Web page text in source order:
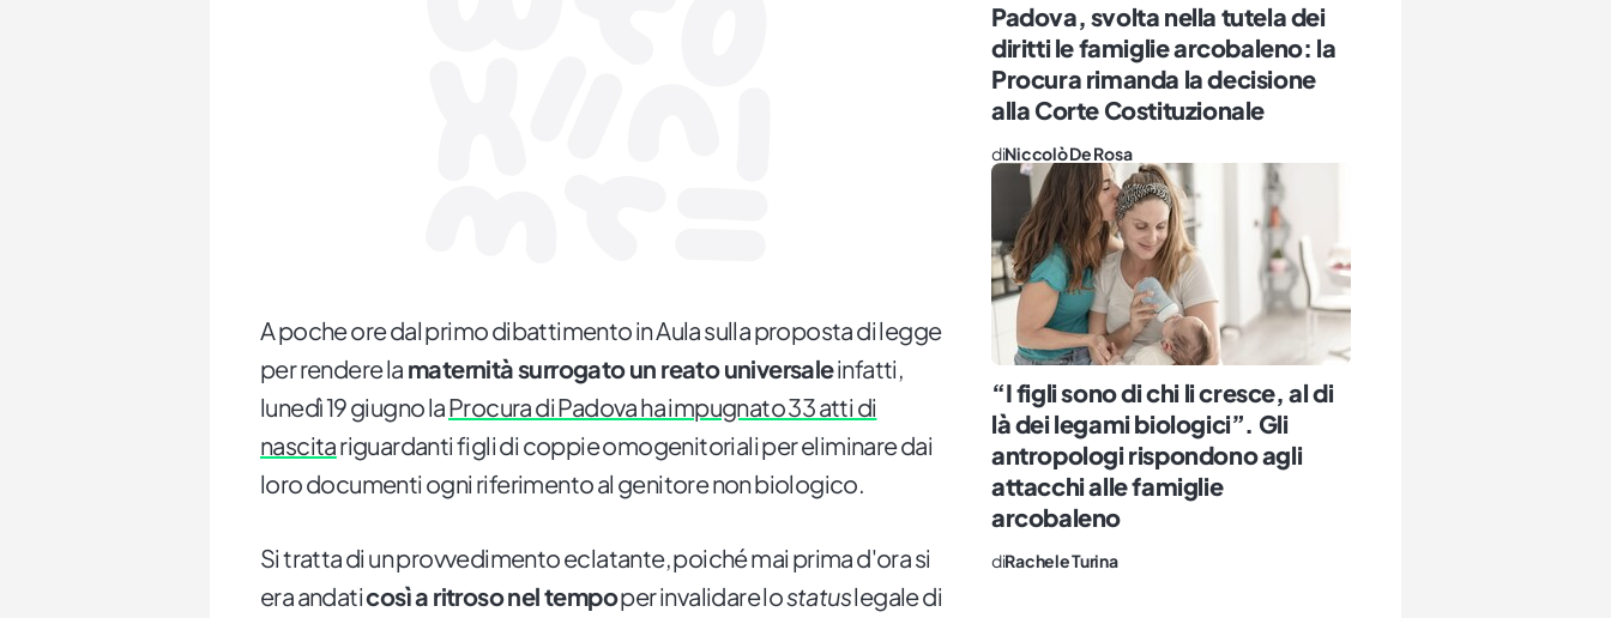
A poche ore dal primo dibattimento in Aula sulla proposta di legge
per rendere la maternità surrogato un reato universaleinfatti,
lunedì 19 giugno laProcura di Padova ha impugnato 33 atti di
nascitariguardanti figli di coppie omogenitoriali per eliminare dai
loro documenti ogni riferimento al genitore non biologico.
Si tratta di un provvedimento eclatante, poiché mai prima d'ora si
era andaticosì a ritroso nel tempoper invalidare lostatuslegale di
Padova, svolta nella tutela dei
diritti le famiglie arcobaleno: la
Procura rimanda la decisione
alla Corte Costituzionale
diNiccolò De Rosa
“I figli sono di chi li cresce, al di
là dei legami biologici”. Gli
antropologi rispondono agli
attacchi alle famiglie
arcobaleno
diRachele Turina